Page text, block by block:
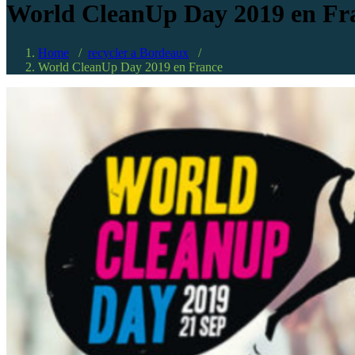
World CleanUp Day 2019 en
Home / recycler a Bordeaux /
World CleanUp Day 2019 en France